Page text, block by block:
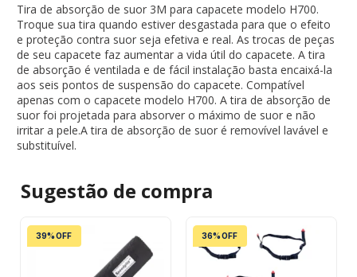
Tira de absorção de suor 3M para capacete modelo H700.
Troque sua tira quando estiver desgastada para que o efeito
e proteção contra suor seja efetiva e real. As trocas de peças
de seu capacete faz aumentar a vida útil do capacete. A tira
de absorção é ventilada e de fácil instalação basta encaixá-la
aos seis pontos de suspensão do capacete. Compatível
apenas com o capacete modelo H700. A tira de absorção de
suor foi projetada para absorver o máximo de suor e não
irritar a pele.A tira de absorção de suor é removível lavável e
substituível.
Sugestão de compra
39% OFF 36% OFF